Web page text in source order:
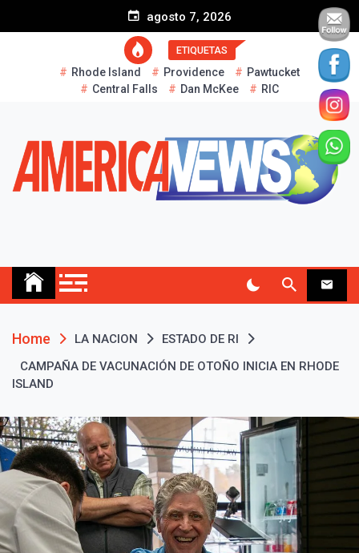
agosto 7, 2026
ETIQUETAS
Rhode Island Providence
Pawtucket
Central Falls
Dan McKee RIC
Home LA NACION
ESTADO DE RI
CAMPAÑA DE VACUNACIÓN DE OTOÑO INICIA EN RHODE
ISLAND